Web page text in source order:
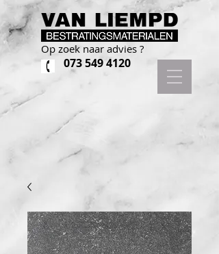
Op zoek naar advies ?
073 549 4120